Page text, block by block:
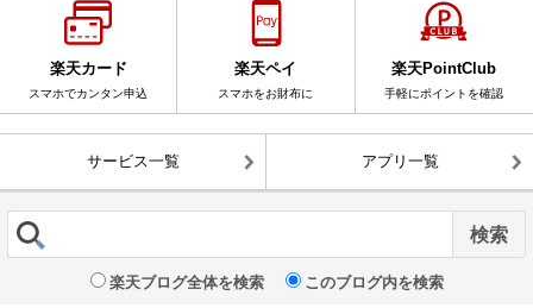
楽天カード
スマホでカンタン申込
楽天ペイ
スマホをお財布に
楽天PointClub
手軽にポイントを確認
サービス一覧 アプリ一覧
楽天ブログ全体を検索 このブログ内を検索